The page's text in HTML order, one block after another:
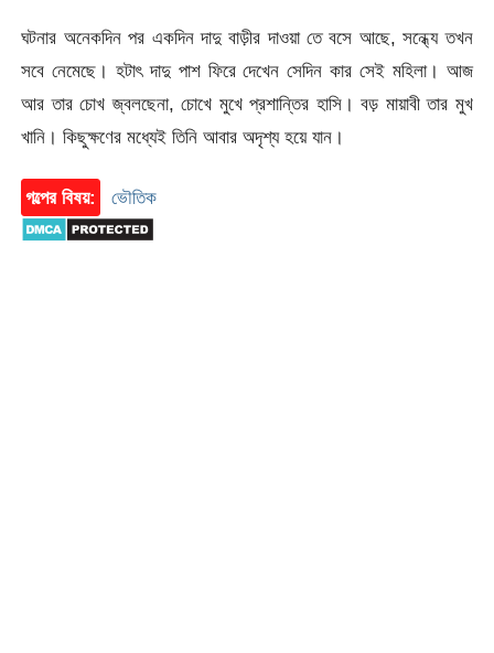
ঘটনার অনেকদিন পর একদিন দাদু বাড়ীর দাওয়া তে বসে আছে, সন্ধ্যে তখন
সবে নেমেছে। হটাৎ দাদু পাশ ফিরে দেখেন সেদিন কার সেই মহিলা। আজ
আর তার চোখ জ্বলছেনা, চোখে মুখে প্রশান্তির হাসি। বড় মায়াবী তার মুখ
খানি। কিছুক্ষণের মধ্যেই তিনি আবার অদৃশ্য হয়ে যান।
গল্পের বিষয়: ভৌতিক